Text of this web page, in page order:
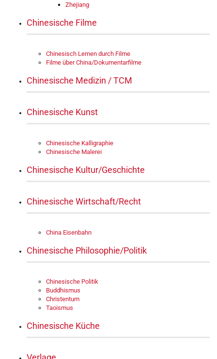
Zhejiang
Chinesische Filme
Chinesisch Lernen durch Filme
Filme über China/Dokumentarfilme
Chinesische Medizin / TCM
Chinesische Kunst
Chinesische Kalligraphie
Chinesische Malerei
Chinesische Kultur/Geschichte
Chinesische Wirtschaft/Recht
China Eisenbahn
Chinesische Philosophie/Politik
Chinesische Politik
Buddhismus
Christentum
Taoismus
Chinesische Küche